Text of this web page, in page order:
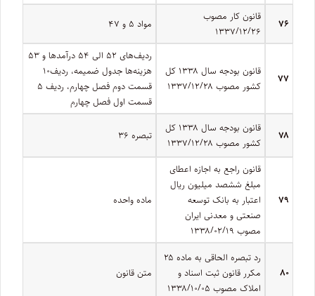
۷۶
قانون کار مصوب
۱۳۳۷/۱۲/۲۶
مواد ۵ و ۴۷
۷۷
قانون بودجه سال ۱۳۳۸ کل
کشور مصوب ۱۳۳۷/۱۲/۲۸
ردیف­‌های ۵۲ الی ۵۴ درآمدها و ۵۳
هزینه‏‌ها جدول ضمیمه، ردیف۱۰
قسمت دوم فصل چهارم، ردیف ۵
قسمت اول فصل چهارم
۷۸
قانون بودجه سال ۱۳۳۸ کل
کشور مصوب ۱۳۳۷/۱۲/۲۸
تبصره ۳۶
۷۹
قانون راجع به اجازه اعطای
مبلغ ششصد میلیون ریال
اعتبار به بانک توسعه
صنعتی و معدنی ایران
مصوب ۱۳۳۸/۰۲/۱۹
ماده واحده
۸۰
رد تبصره الحاقی به ماده ۲۵
مکرر قانون ثبت اسناد و
املاک مصوب ۱۳۳۸/۱۰/۰۵
متن قانون